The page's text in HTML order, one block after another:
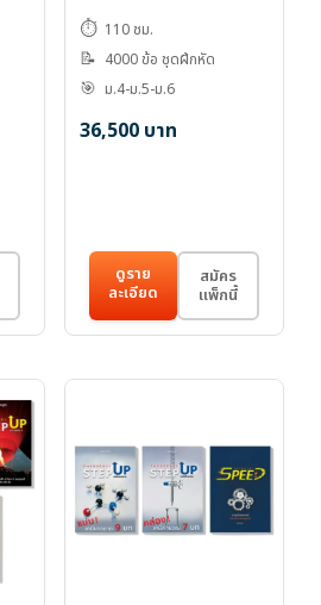
⏱️ 110 ชม.
📝 4000 ข้อ ชุดฝึกหัด
🎯 ม.4-ม.5-ม.6
36,500 บาท
ดูราย
ละเอียด
สมัคร
แพ็กนี้